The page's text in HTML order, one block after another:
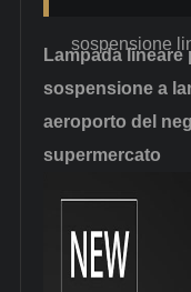
sospensione
Lampada
sospensione a
aeroporto del
supermercato